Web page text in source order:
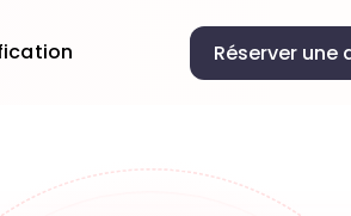
Réserver une